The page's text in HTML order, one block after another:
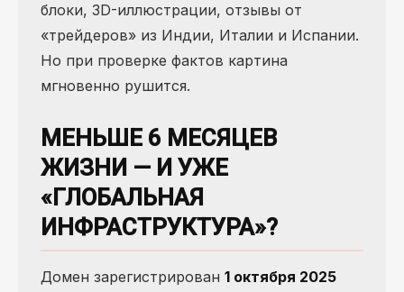
блоки, 3D-иллюстрации, отзывы от
«трейдеров» из Индии, Италии и Испании.
Но при проверке фактов картина
мгновенно рушится.
МЕНЬШЕ 6 МЕСЯЦЕВ
ЖИЗНИ — И УЖЕ
«ГЛОБАЛЬНАЯ
ИНФРАСТРУКТУРА»?
Домен зарегистрирован 1 октября 2025